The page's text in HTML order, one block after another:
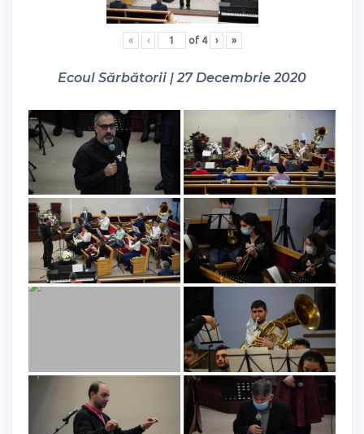
« ‹ of 4 › »
Ecoul Sărbătorii | 27 Decembrie 2020